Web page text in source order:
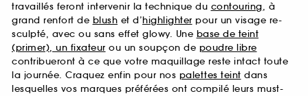
travaillés feront intervenir la technique du contouring, à
grand renfort de blush et d’highlighter pour un visage re-
sculpté, avec ou sans effet glowy. Une base de teint
(primer), un fixateur ou un soupçon de poudre libre
contribueront à ce que votre maquillage reste intact toute
la journée. Craquez enfin pour nos palettes teint dans
lesquelles vos marques préférées ont compilé leurs must-